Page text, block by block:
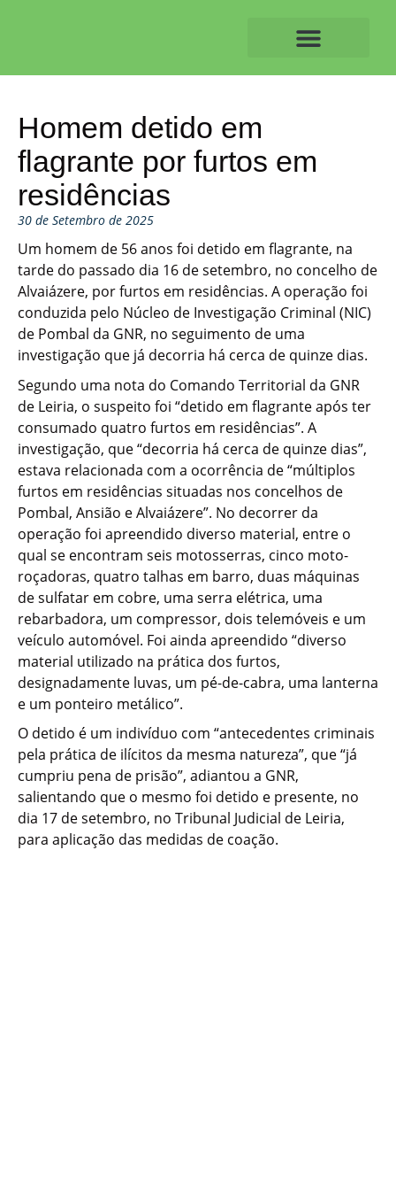
Homem detido em
flagrante por furtos em
residências
30 de Setembro de 2025
Um homem de 56 anos foi detido em flagrante, na
tarde do passado dia 16 de setembro, no concelho de
Alvaiázere, por furtos em residências. A operação foi
conduzida pelo Núcleo de Investigação Criminal (NIC)
de Pombal da GNR, no seguimento de uma
investigação que já decorria há cerca de quinze dias.
Segundo uma nota do Comando Territorial da GNR
de Leiria, o suspeito foi “detido em flagrante após ter
consumado quatro furtos em residências”. A
investigação, que “decorria há cerca de quinze dias”,
estava relacionada com a ocorrência de “múltiplos
furtos em residências situadas nos concelhos de
Pombal, Ansião e Alvaiázere”. No decorrer da
operação foi apreendido diverso material, entre o
qual se encontram seis motosserras, cinco moto-
roçadoras, quatro talhas em barro, duas máquinas
de sulfatar em cobre, uma serra elétrica, uma
rebarbadora, um compressor, dois telemóveis e um
veículo automóvel. Foi ainda apreendido “diverso
material utilizado na prática dos furtos,
designadamente luvas, um pé-de-cabra, uma lanterna
e um ponteiro metálico”.
O detido é um indivíduo com “antecedentes criminais
pela prática de ilícitos da mesma natureza”, que “já
cumpriu pena de prisão”, adiantou a GNR,
salientando que o mesmo foi detido e presente, no
dia 17 de setembro, no Tribunal Judicial de Leiria,
para aplicação das medidas de coação.